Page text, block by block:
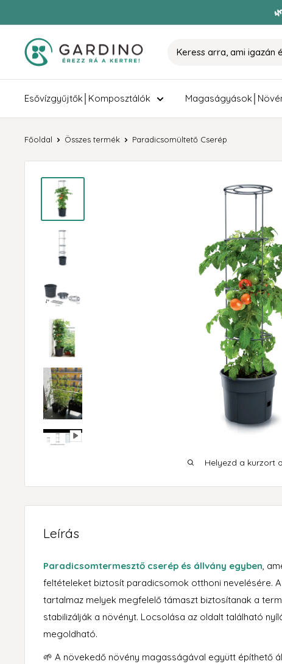
Gardino
Esővízgyűjtők│Komposztálók
Főoldal Összes termék Paradicsomültető Cserép
Helyezd a kurzort
Leírás
Paradicsomtermesztő cserép és állvány egyben ,
feltételeket biztosít paradicsomok otthoni nevelésére.
tartalmaz melyek megfelelő támaszt biztosítanak a
stabilizálják a növényt. Locsolása az oldalt található
megoldható.
🌱 A növekedő növény magasságával együtt építhető